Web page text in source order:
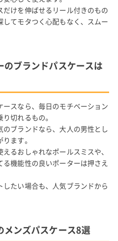
けを伸ばせるリール付きのもの
てモタつく心配もなく、スムー
ブランドパスケースは
スなら、毎日のモチベーション
切れるもの。
ブランドなら、大人の男性とし
ます。
るおしゃれなポールスミスや、
機能性の良いポーターは押さえ
たい場合も、人気ブランドから
メンズパスケース8選